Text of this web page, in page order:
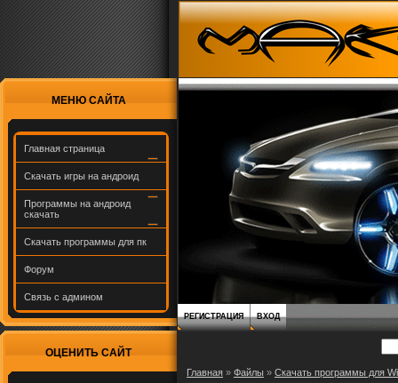
МЕНЮ САЙТА
Главная страница
Скачать игры на андроид
Программы на андроид
скачать
Скачать программы для пк
Форум
Связь с админом
ОЦЕНИТЬ САЙТ
РЕГИСТРАЦИЯ ВХОД
Главная » Файлы » Скачать программы для